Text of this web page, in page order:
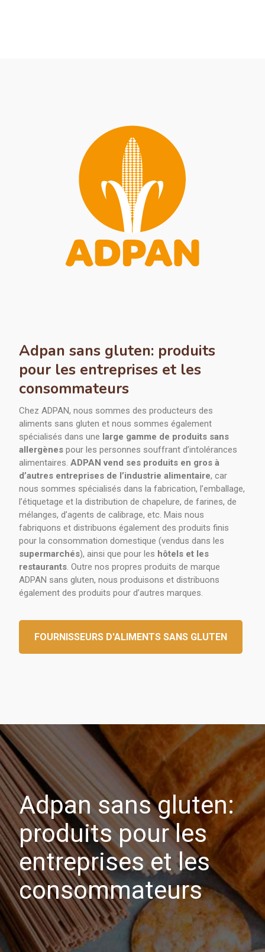
Adpan sans gluten: produits
pour les entreprises et les
consommateurs
Chez ADPAN, nous sommes des producteurs des
aliments sans gluten et nous sommes également
spécialisés dans une large gamme de produits sans
allergènes pour les personnes souffrant d’intolérances
alimentaires. ADPAN vend ses produits en gros à
d’autres entreprises de l’industrie alimentaire, car
nous sommes spécialisés dans la fabrication, l’emballage,
l’étiquetage et la distribution de chapelure, de farines, de
mélanges, d’agents de calibrage, etc. Mais nous
fabriquons et distribuons également des produits finis
pour la consommation domestique (vendus dans les
supermarchés), ainsi que pour les hôtels et les
restaurants. Outre nos propres produits de marque
ADPAN sans gluten, nous produisons et distribuons
également des produits pour d’autres marques.
FOURNISSEURS D'ALIMENTS SANS GLUTEN
Adpan sans gluten:
produits pour les
entreprises et les
consommateurs